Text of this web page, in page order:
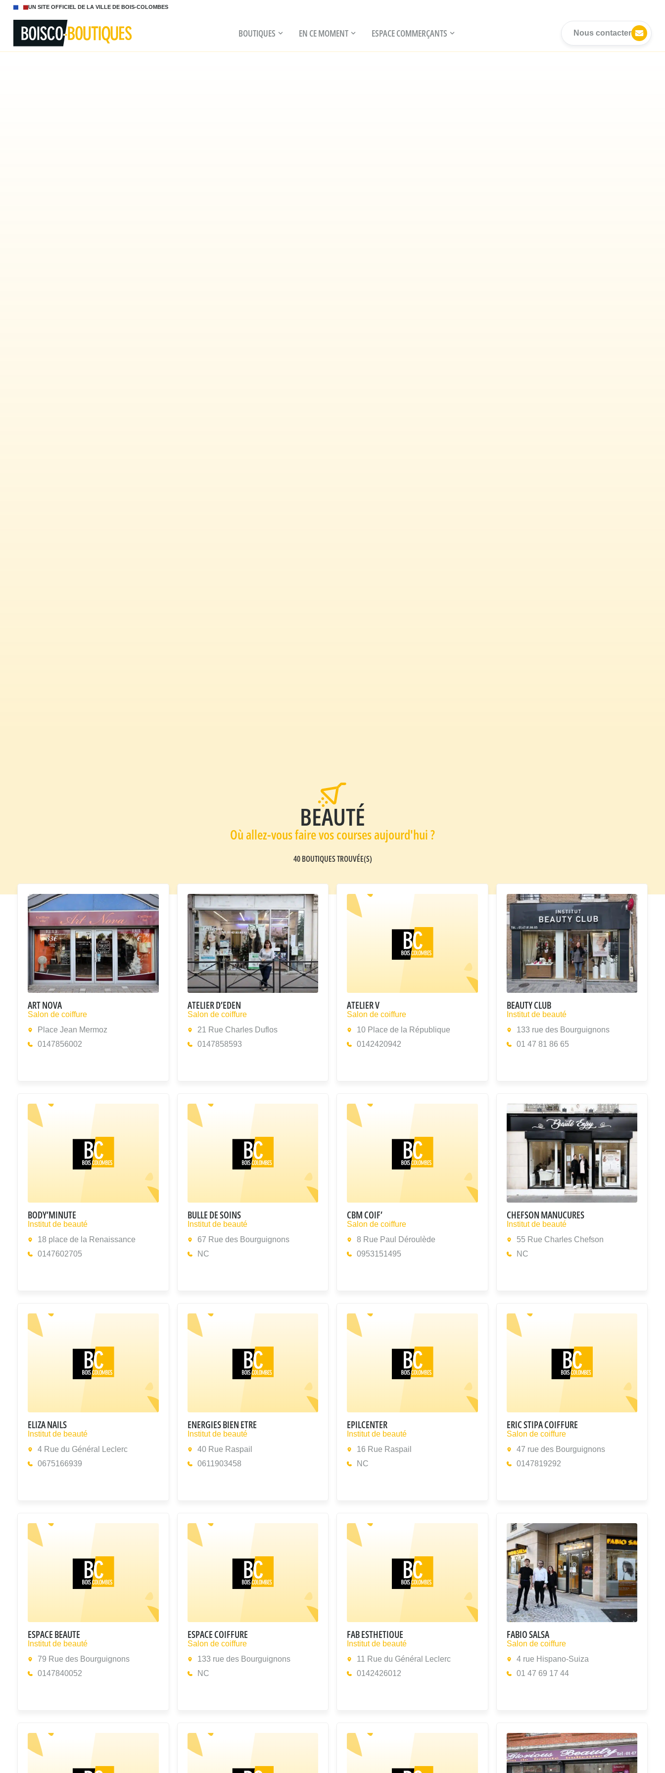
UN SITE OFFICIEL DE LA VILLE DE BOIS-COLOMBES
BOUTIQUES EN CE MOMENT ESPACE COMMERÇANTS Nous contacter
BEAUTÉ
Où allez-vous faire vos courses aujourd'hui ?​
40 BOUTIQUES TROUVÉE(S)
ART NOVA
Salon de coiffure
Place Jean Mermoz
0147856002
ATELIER D’EDEN
Salon de coiffure
21 Rue Charles Duflos
0147858593
ATELIER V
Salon de coiffure
10 Place de la République
0142420942
BEAUTY CLUB
Institut de beauté
133 rue des Bourguignons
01 47 81 86 65
BODY’MINUTE
Institut de beauté
18 place de la Renaissance
0147602705
BULLE DE SOINS
Institut de beauté
67 Rue des Bourguignons
NC
CBM COIF’
Salon de coiffure
8 Rue Paul Déroulède
0953151495
CHEFSON MANUCURES
Institut de beauté
55 Rue Charles Chefson
NC
ELIZA NAILS
Institut de beauté
4 Rue du Général Leclerc
0675166939
ENERGIES BIEN ETRE
Institut de beauté
40 Rue Raspail
0611903458
EPILCENTER
Institut de beauté
16 Rue Raspail
NC
ERIC STIPA COIFFURE
Salon de coiffure
47 rue des Bourguignons
0147819292
ESPACE BEAUTE
Institut de beauté
79 Rue des Bourguignons
0147840052
ESPACE COIFFURE
Salon de coiffure
133 rue des Bourguignons
NC
FAB ESTHETIQUE
Institut de beauté
11 Rue du Général Leclerc
0142426012
FABIO SALSA
Salon de coiffure
4 rue Hispano-Suiza
01 47 69 17 44